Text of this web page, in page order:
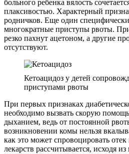
больного ребенка вялость
плаксивостью. Характерный
родничков. Еще один
многократные приступы рвоты.
резко пахнут ацетоном, а другие
отсутствуют.
Кетоацидоз у детей
приступами рвоты
При первых признаках
необходимо вызвать скорую
дыханием, ведь от постоянной
возникновении комы нельзя
как это может спровоцировать
лекарств рассчитывается, исходя